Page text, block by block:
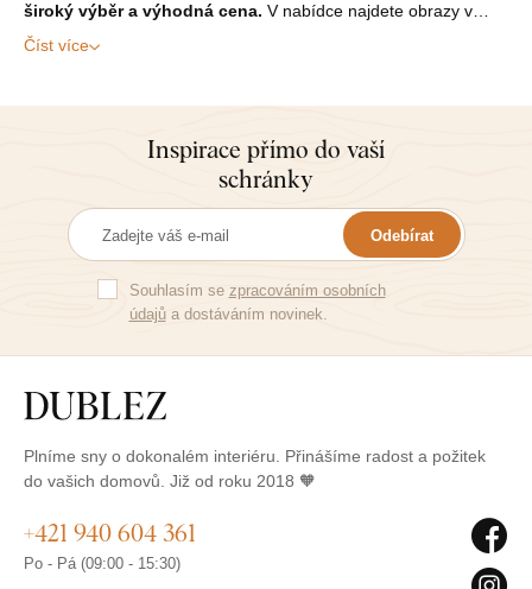
široký výběr a výhodná cena. V nabídce najdete obrazy v…
Číst více
Inspirace přímo do vaší
schránky
Odebírat
Souhlasím se zpracováním osobních
údajůa dostáváním novinek.
Plníme sny o dokonalém interiéru. Přinášíme radost a požitek
do vašich domovů. Již od roku 2018 🧡
+421 940 604 361
Po - Pá (09:00 - 15:30)